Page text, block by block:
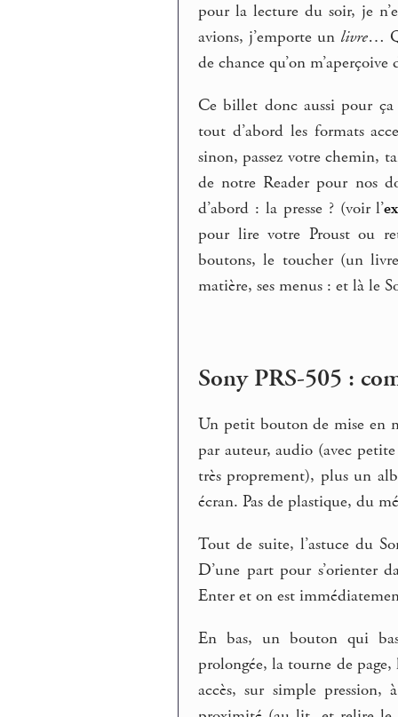
pour la lecture du soir, je
avions, j’emporte un livre…
de chance qu’on
Ce billet donc aussi pour ça
tout d’abord les formats
sinon, passez votre chemin,
de notre Reader pour nos
d’abord : la presse ? (voir l’
pour lire votre Proust ou
boutons, le toucher (un
matière, ses menus : et là le
Sony PRS-505 :
Un petit bouton de mise en
par auteur, audio (avec
très proprement), plus un
écran. Pas de plastique, du
Tout de suite, l’astuce du
D’une part pour s’orienter
Enter et on est
En bas, un bouton qui
prolongée, la tourne de
accès, sur simple pression,